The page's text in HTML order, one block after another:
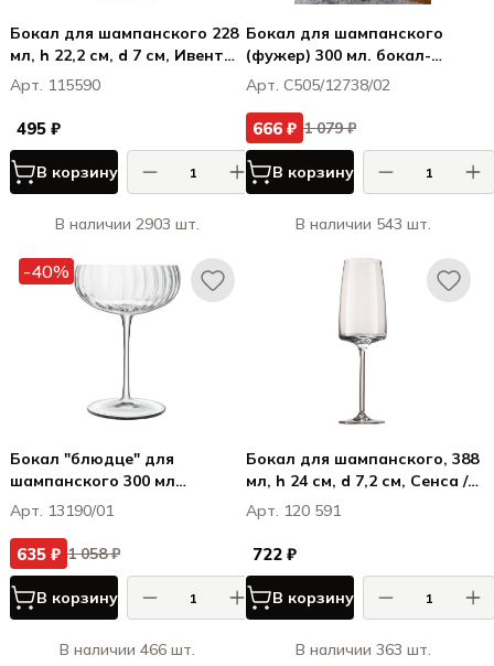
Бокал для шампанского 228
мл, h 22,2 см, d 7 см, Ивенто /
Ivento
Арт. 115590
495 ₽
В корзину
В наличии 2903 шт.
Бокал для шампанского
(фужер) 300 мл. бокал-
блюдце, Талисмано /
Talismano Old Martini
Арт. C505/12738/02
666 ₽ 1 079 ₽
В корзину
В наличии 543 шт.
-40%
Бокал "блюдце" для
шампанского 300 мл
Спикизиз Свинг /
Speakeasies Swing
Арт. 13190/01
635 ₽ 1 058 ₽
В корзину
В наличии 466 шт.
Бокал для шампанского, 388
мл, h 24 см, d 7,2 см, Сенса /
Sensa
Арт. 120 591
722 ₽
В корзину
В наличии 363 шт.